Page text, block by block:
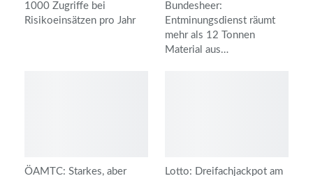
1000 Zugriffe bei
Risikoeinsätzen pro Jahr
Bundesheer:
Entminungsdienst räumt
mehr als 12 Tonnen
Material aus…
ÖAMTC: Starkes, aber
Lotto: Dreifachjackpot am